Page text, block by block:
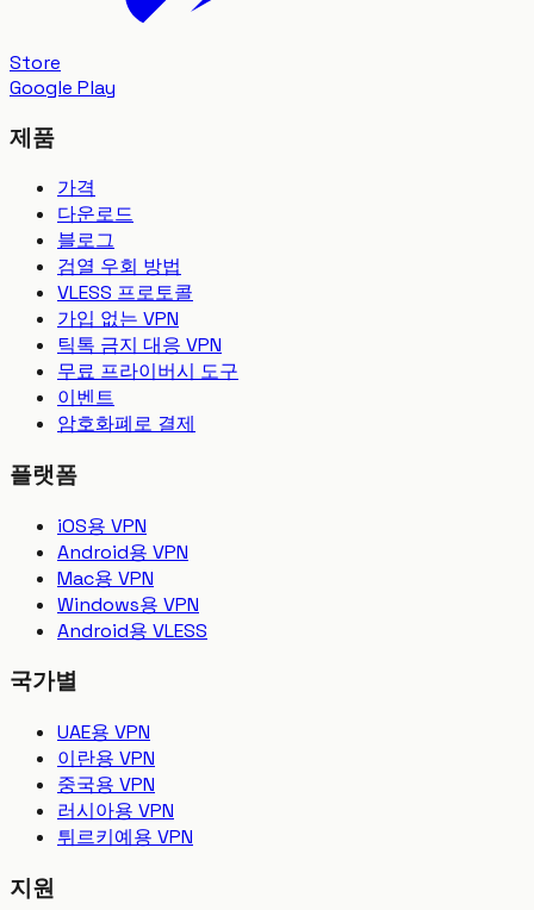
Store
Google Play
제품
가격
다운로드
블로그
검열 우회 방법
VLESS 프로토콜
가입 없는 VPN
틱톡 금지 대응 VPN
무료 프라이버시 도구
이벤트
암호화폐로 결제
플랫폼
iOS용 VPN
Android용 VPN
Mac용 VPN
Windows용 VPN
Android용 VLESS
국가별
UAE용 VPN
이란용 VPN
중국용 VPN
러시아용 VPN
튀르키예용 VPN
지원